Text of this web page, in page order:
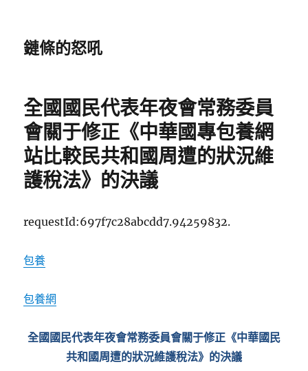
鏈條的怒吼
全國國民代表年夜會常務委員
會關于修正《中華國專包養網
站比較民共和國周遭的狀況維
護稅法》的決議
requestId:697f7c28abcdd7.94259832.
包養
包養網
全國國民代表年夜會常務委員會關于修正《中華國民
共和國周遭的狀況維護稅法》的決議